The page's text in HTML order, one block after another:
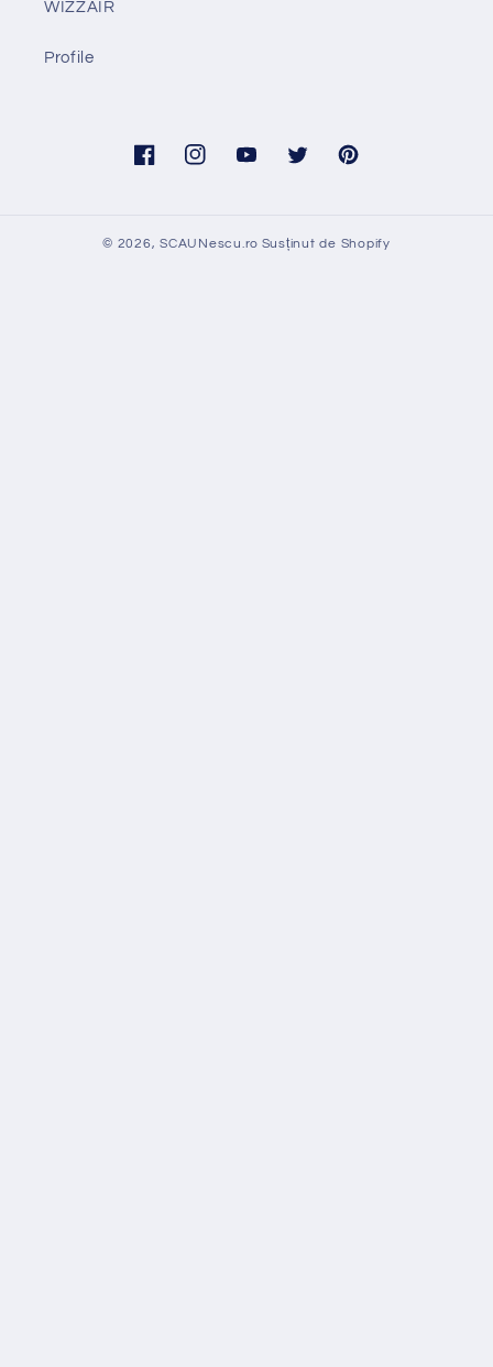
WIZZAIR
Profile
FacebookInstagramYouTubeTwitter Pinterest
© 2026,SCAUNescu.ro Susținut de Shopify